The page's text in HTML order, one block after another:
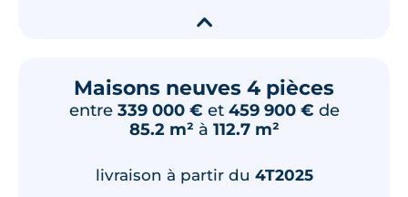
▾
Maisons neuves 4 pièces
entre 339 000 € et 459 900 € de
85.2 m² à 112.7 m²
livraison à partir du 4T2025